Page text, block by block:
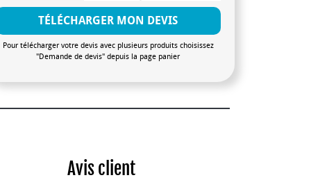
TÉLÉCHARGER MON DEVIS
Pour télécharger votre devis avec plusieurs produits choisissez
"Demande de devis" depuis la page panier
Avis client